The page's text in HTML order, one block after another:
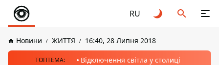
RU
Новини ЖИТТЯ 16:40, 28 Липня 2018
ТОПТЕМА: Відключення світла у столиці